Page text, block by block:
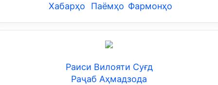
Хабарҳо Паёмҳо Фармонҳо
Раиси Вилояти Суғд
Раҷаб Аҳмадзода